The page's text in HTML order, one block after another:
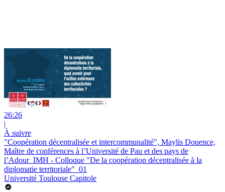
26:26
|
À suivre
"Coopération décentralisée et intercommunalité", Maylis Douence,
Maître de conférences à l’Université de Pau et des pays de
l’Adour_IMH - Colloque "De la coopération décentralisée à la
diplomatie territoriale"_01
Université Toulouse Capitole